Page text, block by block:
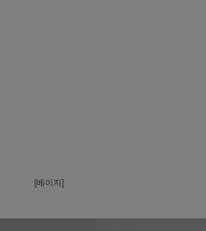
[베이지]